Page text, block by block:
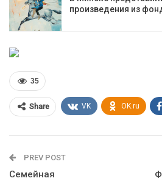
произведения из
35
Share VK OK.ru
PREV POST
Семейная